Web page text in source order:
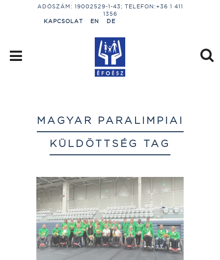
ADÓSZÁM: 19002529-1-43; TELEFON:+36 1 411
1356
KAPCSOLAT
EN DE
MAGYAR PARALIMPIAI
KÜLDÖTTSÉG TAG